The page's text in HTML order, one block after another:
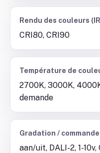
Rendu des couleurs
CRI80, CRI90
Température de
2700K, 3000K,
demande
Gradation / commande
aan/uit, DALI-2, 1-